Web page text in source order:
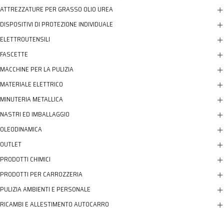
ATTREZZATURE PER GRASSO OLIO UREA
DISPOSITIVI DI PROTEZIONE INDIVIDUALE
ELETTROUTENSILI
FASCETTE
MACCHINE PER LA PULIZIA
MATERIALE ELETTRICO
MINUTERIA METALLICA
NASTRI ED IMBALLAGGIO
OLEODINAMICA
OUTLET
PRODOTTI CHIMICI
PRODOTTI PER CARROZZERIA
PULIZIA AMBIENTI E PERSONALE
RICAMBI E ALLESTIMENTO AUTOCARRO